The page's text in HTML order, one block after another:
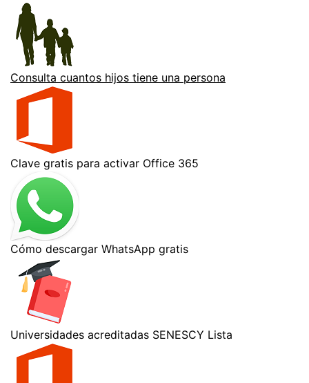
Consulta cuantos hijos tiene una persona
Clave gratis para activar Office 365
Cómo descargar WhatsApp gratis
Universidades acreditadas SENESCY Lista